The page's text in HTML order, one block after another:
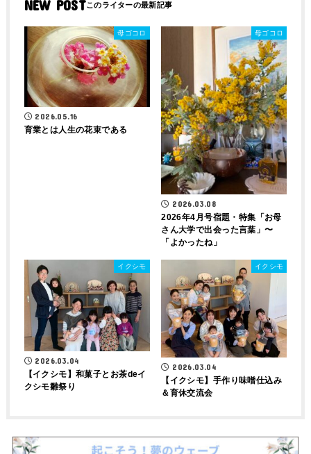
NEW POST
母ゴコロ
2026.05.16
育業とは人生の花束である
母ゴコロ
2026.03.08
2026年4月号宿題・特集「お母
さん大学で出会った言葉」〜
「よかったね」
イクシモ
2026.03.04
【イクシモ】和菓子とお茶deイ
クシモ雛祭り
イクシモ
2026.03.04
【イクシモ】手作り味噌仕込み
＆育休交流会